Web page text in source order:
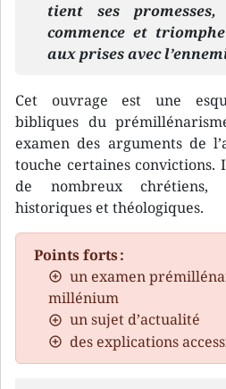
tient ses
commence et
aux prises avec
Cet ouvrage est une
bibliques du
examen des arguments de
touche certaines convictions.
de nombreux chrétiens,
historiques et théologiques.
Points forts :
un examen
millénium
un sujet d’actualité
des explications